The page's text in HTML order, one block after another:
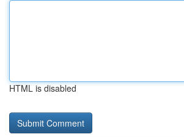
HTML is disabled